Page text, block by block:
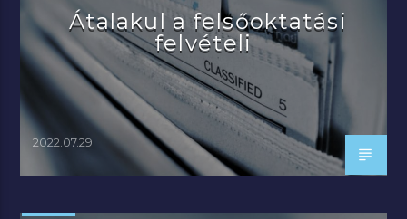
Átalakul a felsőoktatási
felvételi
2022.07.29.